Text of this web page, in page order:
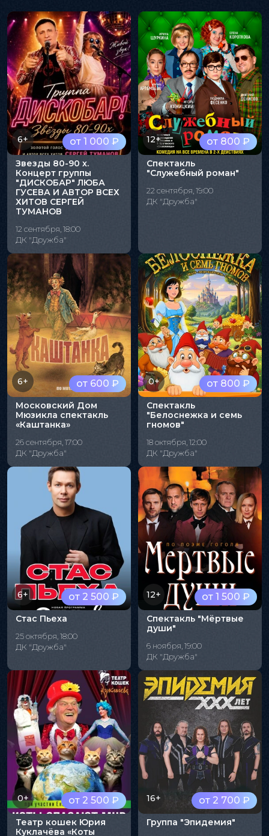
от 1 000 ₽
6+
Звезды 80-90 х.
Концерт группы
"ДИСКОБАР" ЛЮБА
ГУСЕВА И АВТОР ВСЕХ
ХИТОВ СЕРГЕЙ
ТУМАНОВ
12 сентября, 18:00
ДК "Дружба"
от 800 ₽
12+
Спектакль
"Служебный роман"
22 сентября, 19:00
ДК "Дружба"
от 600 ₽
6+
Московский Дом
Мюзикла спектакль
«Каштанка»
26 сентября, 17:00
ДК "Дружба"
от 800 ₽
0+
Спектакль
"Белоснежка и семь
гномов"
18 октября, 12:00
ДК "Дружба"
от 2 500 ₽
6+
Стас Пьеха
25 октября, 18:00
ДК "Дружба"
от 1 500 ₽
12+
Спектакль "Мёртвые
души"
6 ноября, 19:00
ДК "Дружба"
от 2 500 ₽
0+
Театр кошек Юрия
Куклачёва «Коты
от 2 700 ₽
16+
Группа "Эпидемия"